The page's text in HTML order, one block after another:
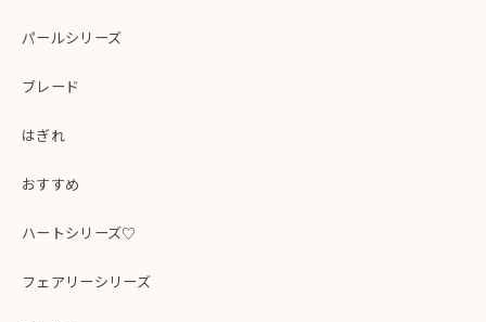
パールシリーズ
ブレード
はぎれ
おすすめ
ハートシリーズ♡
フェアリーシリーズ